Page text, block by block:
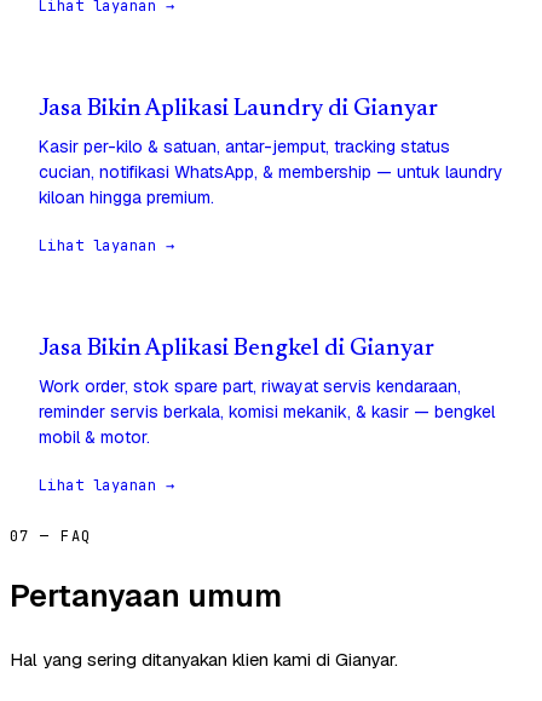
Lihat layanan →
Jasa Bikin Aplikasi Laundry di Gianyar
Kasir per-kilo & satuan, antar-jemput, tracking status
cucian, notifikasi WhatsApp, & membership — untuk laundry
kiloan hingga premium.
Lihat layanan →
Jasa Bikin Aplikasi Bengkel di Gianyar
Work order, stok spare part, riwayat servis kendaraan,
reminder servis berkala, komisi mekanik, & kasir — bengkel
mobil & motor.
Lihat layanan →
07 — FAQ
Pertanyaan umum
Hal yang sering ditanyakan klien kami di Gianyar.